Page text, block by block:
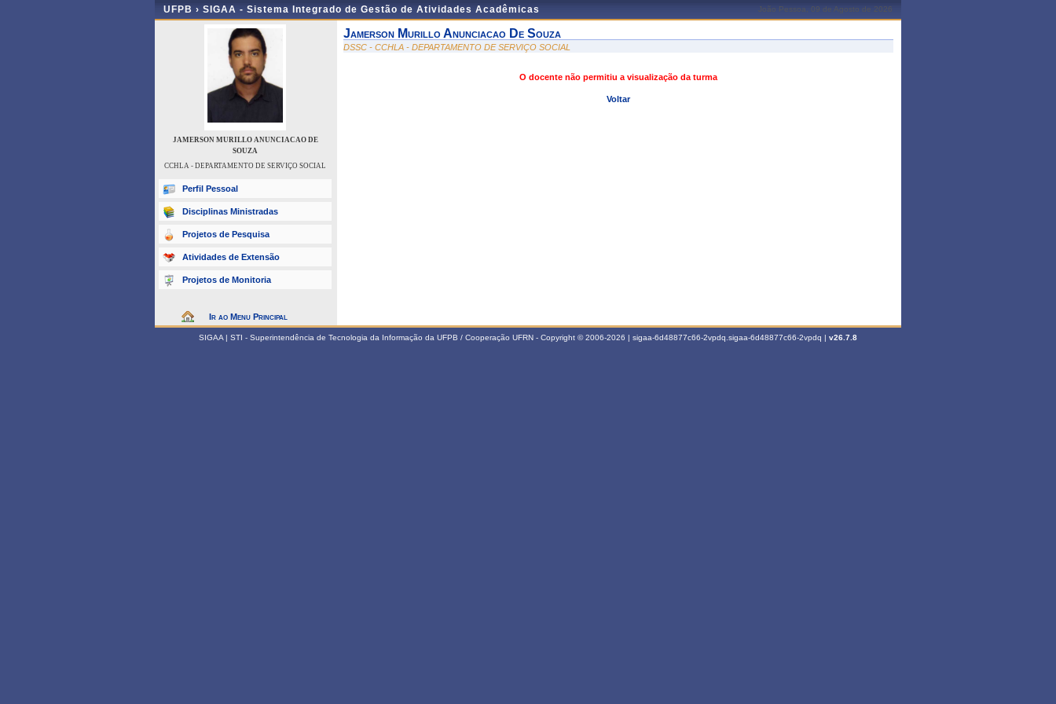
UFPB › SIGAA - Sistema Integrado de Gestão de Atividades Acadêmicas João Pessoa, 09 de Agosto de 2026
JAMERSON MURILLO ANUNCIACAO DE
SOUZA
CCHLA - DEPARTAMENTO DE SERVIÇO SOCIAL
Perfil Pessoal
Disciplinas Ministradas
Projetos de Pesquisa
Atividades de Extensão
Projetos de Monitoria
Ir ao Menu Principal
Jamerson Murillo Anunciacao De Souza
DSSC - CCHLA - DEPARTAMENTO DE SERVIÇO SOCIAL
O docente não permitiu a visualização da turma
Voltar
SIGAA | STI - Superintendência de Tecnologia da Informação da UFPB / Cooperação UFRN - Copyright © 2006-2026 | sigaa-6d48877c66-2vpdq.sigaa-6d48877c66-2vpdq | v26.7.8